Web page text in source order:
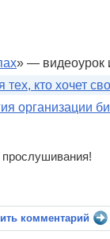
» — видеоурок
кто хочет
организации
комментарий